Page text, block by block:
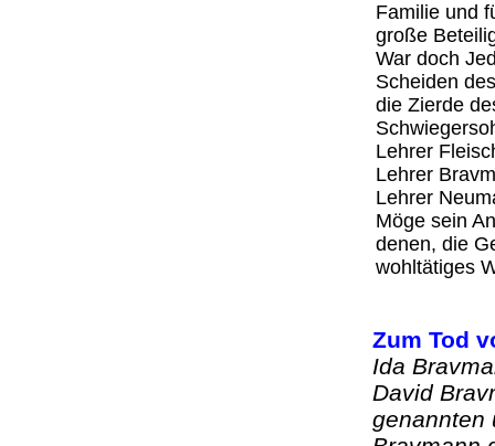
Familie und
große
War doch
Scheiden
die Zierde
Lehrer
Lehrer
Lehrer
Möge sein
denen, die
wohltätiges
Zum Tod
Ida
David
genannten